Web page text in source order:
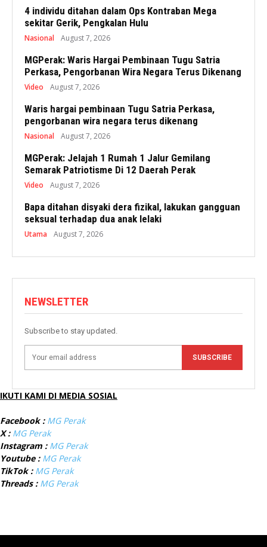
4 individu ditahan dalam Ops Kontraban Mega
sekitar Gerik, Pengkalan Hulu
Nasional August 7, 2026
MGPerak: Waris Hargai Pembinaan Tugu Satria
Perkasa, Pengorbanan Wira Negara Terus Dikenang
Video August 7, 2026
Waris hargai pembinaan Tugu Satria Perkasa,
pengorbanan wira negara terus dikenang
Nasional August 7, 2026
MGPerak: Jelajah 1 Rumah 1 Jalur Gemilang
Semarak Patriotisme Di 12 Daerah Perak
Video August 7, 2026
Bapa ditahan disyaki dera fizikal, lakukan gangguan
seksual terhadap dua anak lelaki
Utama August 7, 2026
NEWSLETTER
Subscribe to stay updated.
SUBSCRIBE
IKUTI KAMI DI MEDIA SOSIAL
Facebook : MG Perak
X : MG Perak
Instagram : MG Perak
Youtube : MG Perak
TikTok : MG Perak
Threads : MG Perak